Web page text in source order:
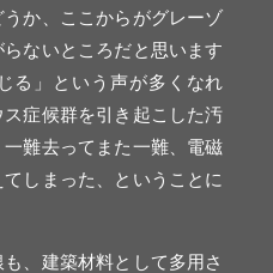
か、ここからがグレーゾ
ないところだと思います
る」という声が多くなれ
症候群を引き起こした汚
難去ってまた一難、電磁
しまった、ということに
、建築材料として多用さ